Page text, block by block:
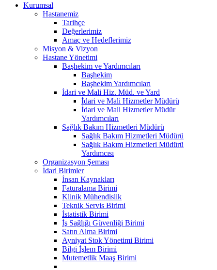
Kurumsal
Hastanemiz
Tarihçe
Değerlerimiz
Amaç ve Hedeflerimiz
Misyon & Vizyon
Hastane Yönetimi
Başhekim ve Yardımcıları
Başhekim
Başhekim Yardımcıları
İdari ve Mali Hiz. Müd. ve Yard
İdari ve Mali Hizmetler Müdürü
İdari ve Mali Hizmetler Müdür
Yardımcıları
Sağlık Bakım Hizmetleri Müdürü
Sağlık Bakım Hizmetleri Müdürü
Sağlık Bakım Hizmetleri Müdürü
Yardımcısı
Organizasyon Şeması
İdari Birimler
İnsan Kaynakları
Faturalama Birimi
Klinik Mühendislik
Teknik Servis Birimi
İstatistik Birimi
İş Sağlığı Güvenliği Birimi
Satın Alma Birimi
Ayniyat Stok Yönetimi Birimi
Bilgi İşlem Birimi
Mutemetlik Maaş Birimi